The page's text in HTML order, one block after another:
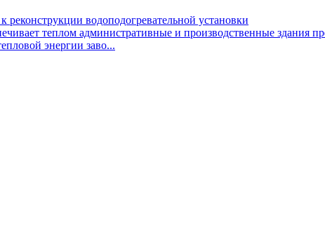
водоподогревательной установки
теплом административные и производственные здания
энергии заво...